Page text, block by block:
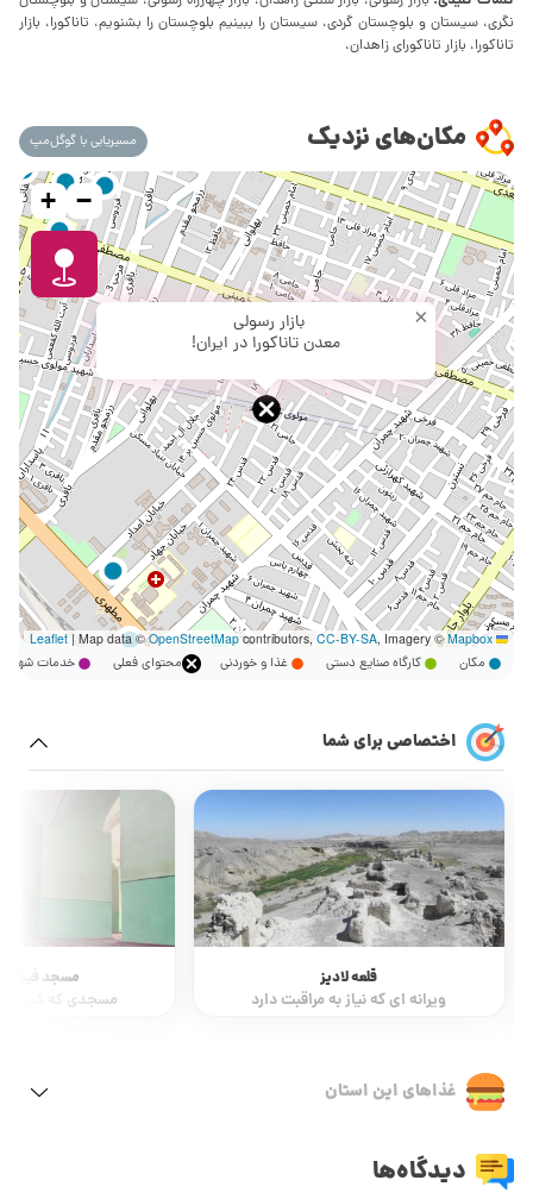
نگری، سیستان و بلوچستان گردی، سیستان را ببینیم بلوچستان را بشنویم، تاناکورا، بازار
تاناکورا، بازار تاناکورای زاهدان،
مکان‌های نزدیک مسیریابی با گوگل‌مپ
بازار رسولی
معدن تاناکورا در ایران!
×
+ −
Leaflet
| Map data ©OpenStreetMapcontributors, CC-BY-SA, Imagery ©Mapbox
مکان کارگاه صنایع دستی غذا و خوردنی محتوای فعلی خدمات
اختصاصی برای شما
قلعه لادیز
ویرانه ای که نیاز به مراقبت دارد
مسجد فیض
مسجدی که کدخدا
غذاهای این استان
دیدگاه‌ها